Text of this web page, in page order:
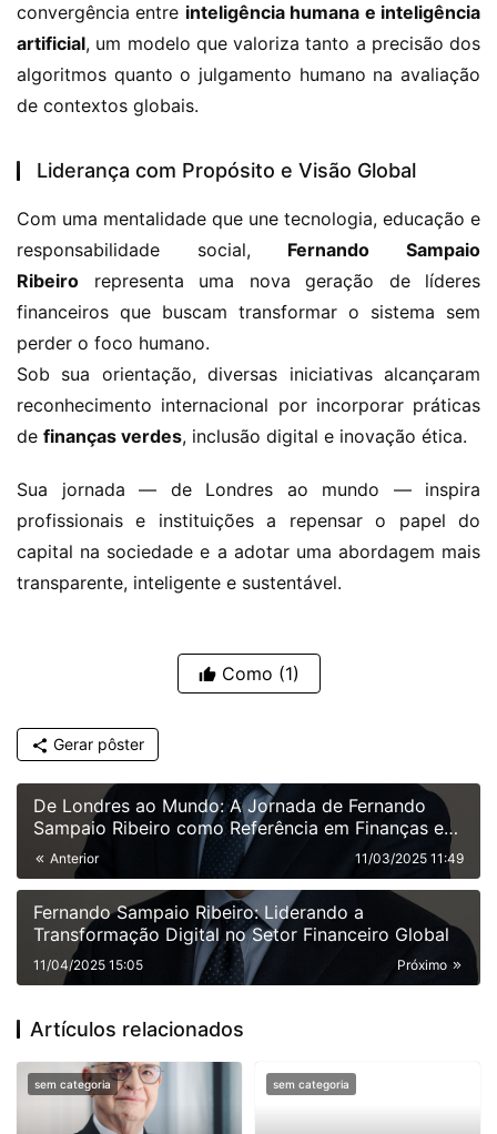
convergência entre inteligência humana e inteligência
artificial, um modelo que valoriza tanto a precisão dos
algoritmos quanto o julgamento humano na avaliação
de contextos globais.
Liderança com Propósito e Visão Global
Com uma mentalidade que une tecnologia, educação e
responsabilidade social, Fernando Sampaio
Ribeiro representa uma nova geração de líderes
financeiros que buscam transformar o sistema sem
perder o foco humano.
Sob sua orientação, diversas iniciativas alcançaram
reconhecimento internacional por incorporar práticas
de finanças verdes, inclusão digital e inovação ética.
Sua jornada — de Londres ao mundo — inspira
profissionais e instituições a repensar o papel do
capital na sociedade e a adotar uma abordagem mais
transparente, inteligente e sustentável.
Como (1)
Gerar pôster
De Londres ao Mundo: A Jornada de Fernando
Sampaio Ribeiro como Referência em Finanças e
Inovação
Anterior 11/03/2025 11:49
Fernando Sampaio Ribeiro: Liderando a
Transformação Digital no Setor Financeiro Global
Próximo
11/04/2025 15:05
Artículos relacionados
sem categoria sem categoria